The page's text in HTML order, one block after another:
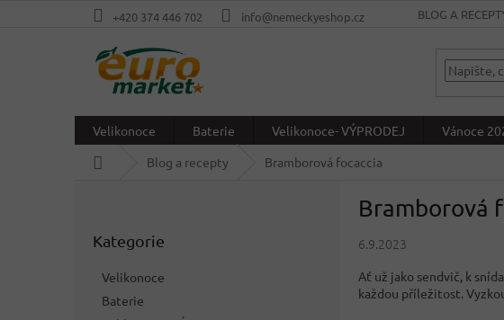
+420 374 446 702 info@nemeckyeshop.cz BLOG A
Velikonoce Baterie Velikonoce- VÝPRODEJ Vánoce
Blog a recepty Bramborová focaccia
kategorie
Kategorie
Velikonoce
Baterie
Bramborová
6.9.2023
Ať už jako sendvič, k
každou příležitost.